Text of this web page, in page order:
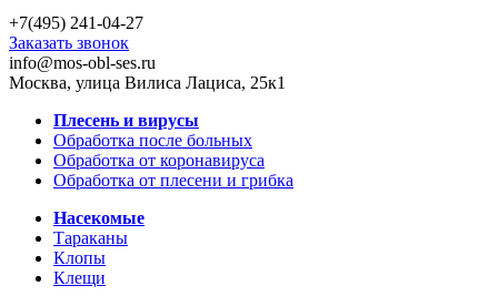
+7(495) 241-04-27
Заказать звонок
info@mos-obl-ses.ru
Москва, улица Вилиса Лациса, 25к1
Плесень и вирусы
Обработка после больных
Обработка от коронавируса
Обработка от плесени и грибка
Насекомые
Тараканы
Клопы
Клещи